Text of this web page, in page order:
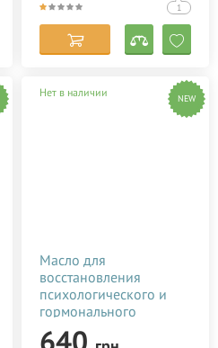
1
Нет в наличии NEW
Масло для
восстановления
психологического и
гормонального
состояния после родов